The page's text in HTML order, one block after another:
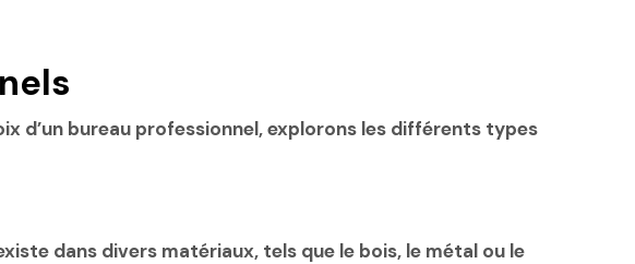
d’un bureau professionnel, explorons les différents types
dans divers matériaux, tels que le bois, le métal ou le